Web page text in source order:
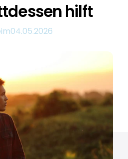
hilft
04.05.2026